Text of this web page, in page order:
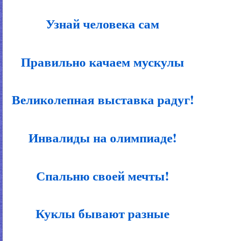
Узнай человека сам
Правильно качаем мускулы
Великолепная выставка радуг!
Инвалиды на олимпиаде!
Спальню своей мечты!
Куклы бывают разные